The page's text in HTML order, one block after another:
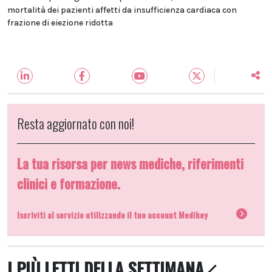
mortalità dei pazienti affetti da insufficienza cardiaca con
frazione di eiezione ridotta
Resta aggiornato con noi!
La tua risorsa per news mediche, riferimenti
clinici e formazione.
Iscriviti al servizio utilizzando il tuo account Medikey